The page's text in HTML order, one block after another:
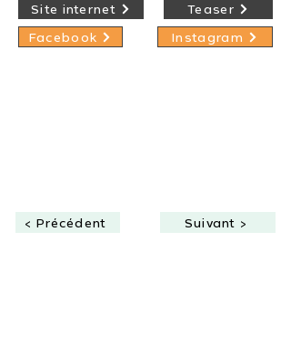
Site internet
Facebook
Teaser
Instagram
< Précédent Suivant >